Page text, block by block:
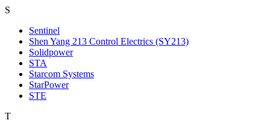
S
Sentinel
Shen Yang 213 Control Electrics (SY213)
Solidpower
STA
Starcom Systems
StarPower
STE
T